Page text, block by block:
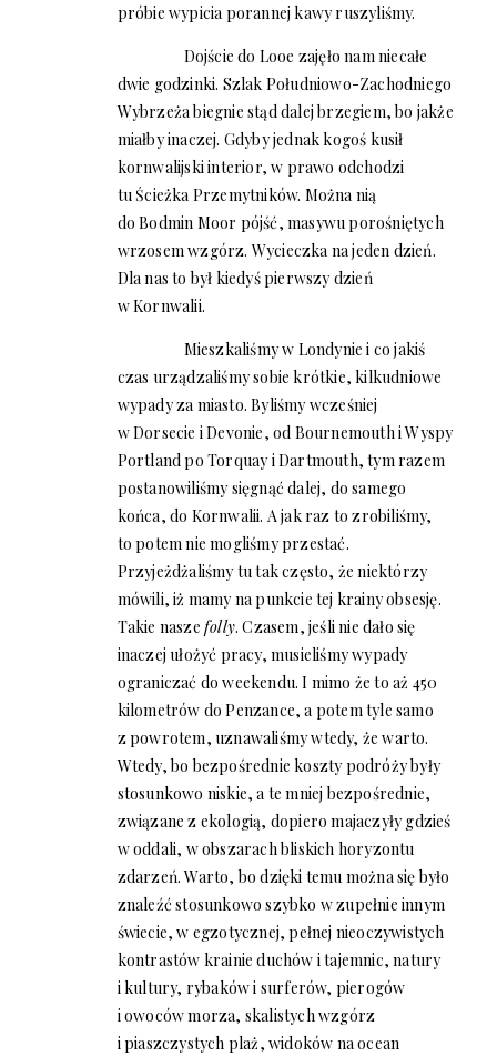
próbie wypicia porannej kawy ruszyliśmy.
Dojście do Looe zajęło nam niecałe
dwie godzinki. Szlak Południowo-Zachodniego
Wybrzeża biegnie stąd dalej brzegiem, bo jakże
miałby inaczej. Gdyby jednak kogoś kusił
kornwalijski interior, w prawo odchodzi
tu Ścieżka Przemytników. Można nią
do Bodmin Moor pójść, masywu porośniętych
wrzosem wzgórz. Wycieczka na jeden dzień.
Dla nas to był kiedyś pierwszy dzień
w Kornwalii.
Mieszkaliśmy w Londynie i co jakiś
czas urządzaliśmy sobie krótkie, kilkudniowe
wypady za miasto. Byliśmy wcześniej
w Dorsecie i Devonie, od Bournemouth i Wyspy
Portland po Torquay i Dartmouth, tym razem
postanowiliśmy sięgnąć dalej, do samego
końca, do Kornwalii. A jak raz to zrobiliśmy,
to potem nie mogliśmy przestać.
Przyjeżdżaliśmy tu tak często, że niektórzy
mówili, iż mamy na punkcie tej krainy obsesję.
Takie nasze folly. Czasem, jeśli nie dało się
inaczej ułożyć pracy, musieliśmy wypady
ograniczać do weekendu. I mimo że to aż 450
kilometrów do Penzance, a potem tyle samo
z powrotem, uznawaliśmy wtedy, że warto.
Wtedy, bo bezpośrednie koszty podróży były
stosunkowo niskie, a te mniej bezpośrednie,
związane z ekologią, dopiero majaczyły gdzieś
w oddali, w obszarach bliskich horyzontu
zdarzeń. Warto, bo dzięki temu można się było
znaleźć stosunkowo szybko w zupełnie innym
świecie, w egzotycznej, pełnej nieoczywistych
kontrastów krainie duchów i tajemnic, natury
i kultury, rybaków i surferów, pierogów
i owoców morza, skalistych wzgórz
i piaszczystych plaż, widoków na ocean